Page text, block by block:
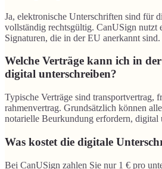
Ja, elektronische Unterschriften sind für
vollständig rechtsgültig. CanUSign nutzt
Signaturen, die in der EU anerkannt sind.
Welche Verträge kann ich in
digital unterschreiben?
Typische Verträge sind transportvertrag,
rahmenvertrag. Grundsätzlich können
notarielle Beurkundung erfordern, digital
Was kostet die digitale
Bei CanUSign zahlen Sie nur 1 € pro